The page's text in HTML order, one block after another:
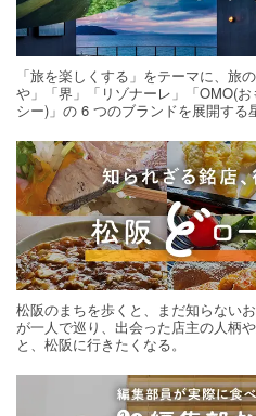
「旅を楽しくする」をテーマに、旅
や」「界」「リゾナーレ」「OMO(
シー)」の 6 つのブランドを展開す
松阪のまちを歩くと、まだ知らない
が一人で巡り、出会った店主の人柄
と、松阪に行きたくなる。